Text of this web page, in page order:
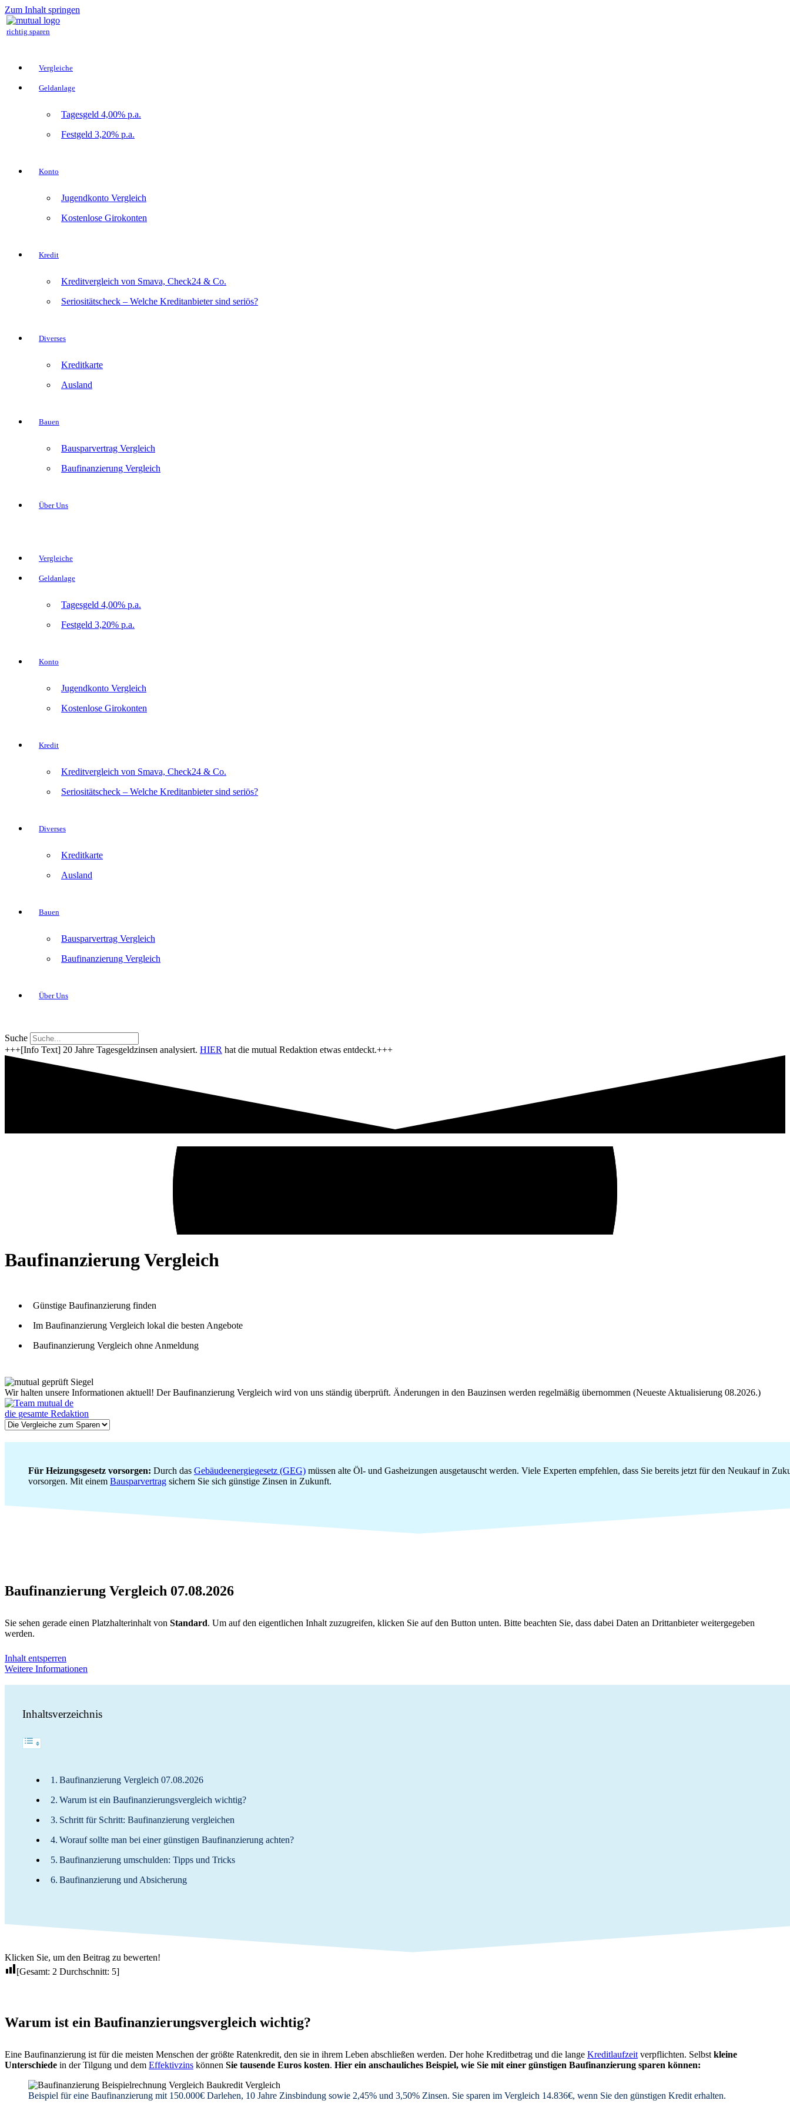
Zum Inhalt springen
richtig sparen
Vergleiche
Geldanlage
Tagesgeld 4,00% p.a.
Festgeld 3,20% p.a.
Konto
Jugendkonto Vergleich
Kostenlose Girokonten
Kredit
Kreditvergleich von Smava, Check24 & Co.
Seriositätscheck – Welche Kreditanbieter sind seriös?
Diverses
Kreditkarte
Ausland
Bauen
Bausparvertrag Vergleich
Baufinanzierung Vergleich
Über Uns
Vergleiche
Geldanlage
Tagesgeld 4,00% p.a.
Festgeld 3,20% p.a.
Konto
Jugendkonto Vergleich
Kostenlose Girokonten
Kredit
Kreditvergleich von Smava, Check24 & Co.
Seriositätscheck – Welche Kreditanbieter sind seriös?
Diverses
Kreditkarte
Ausland
Bauen
Bausparvertrag Vergleich
Baufinanzierung Vergleich
Über Uns
Suche
+++[Info Text] 20 Jahre Tagesgeldzinsen analysiert. HIER hat die mutual Redaktion etwas entdeckt.+++
Baufinanzierung Vergleich
Günstige Baufinanzierung finden
Im Baufinanzierung Vergleich lokal die besten Angebote
Baufinanzierung Vergleich ohne Anmeldung
Wir halten unsere Informationen aktuell! Der Baufinanzierung Vergleich wird von uns ständig überprüft. Änderungen in den Bauzinsen werden regelmäßig übernommen (Neueste Aktualisierung 08.2026.)
die gesamte Redaktion
Für Heizungsgesetz vorsorgen: Durch das Gebäudeenergiegesetz (GEG) müssen alte Öl- und Gasheizungen ausgetauscht werden. Viele Experten empfehlen, dass Sie bereits jetzt für den Neukauf in
vorsorgen. Mit einem Bausparvertrag sichern Sie sich günstige Zinsen in Zukunft.
Baufinanzierung Vergleich 07.08.2026
Sie sehen gerade einen Platzhalterinhalt von Standard. Um auf den eigentlichen Inhalt zuzugreifen, klicken Sie auf den Button unten. Bitte beachten Sie, dass dabei Daten an Drittanbieter weitergegeben
werden.
Inhalt entsperren
Weitere Informationen
Inhaltsverzeichnis
Baufinanzierung Vergleich 07.08.2026
Warum ist ein Baufinanzierungsvergleich wichtig?
Schritt für Schritt: Baufinanzierung vergleichen
Worauf sollte man bei einer günstigen Baufinanzierung achten?
Baufinanzierung umschulden: Tipps und Tricks
Baufinanzierung und Absicherung
Klicken Sie, um den Beitrag zu bewerten!
[Gesamt: 2 Durchschnitt: 5]
Warum ist ein Baufinanzierungsvergleich wichtig?
Eine Baufinanzierung ist für die meisten Menschen der größte Ratenkredit, den sie in ihrem Leben abschließen werden. Der hohe Kreditbetrag und die lange Kreditlaufzeit verpflichten. Selbst kleine
Unterschiede in der Tilgung und dem Effektivzins können Sie tausende Euros kosten. Hier ein anschauliches Beispiel, wie Sie mit einer günstigen Baufinanzierung sparen können:
Beispiel für eine Baufinanzierung mit 150.000€ Darlehen, 10 Jahre Zinsbindung sowie 2,45% und 3,50% Zinsen. Sie sparen im Vergleich 14.836€, wenn Sie den günstigen Kredit erhalten.